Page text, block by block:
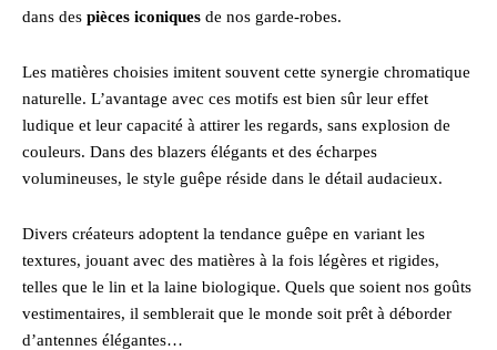
dans des pièces iconiques de nos garde-robes.
Les matières choisies imitent souvent cette synergie chromatique
naturelle. L’avantage avec ces motifs est bien sûr leur effet
ludique et leur capacité à attirer les regards, sans explosion de
couleurs. Dans des blazers élégants et des écharpes
volumineuses, le style guêpe réside dans le détail audacieux.
Divers créateurs adoptent la tendance guêpe en variant les
textures, jouant avec des matières à la fois légères et rigides,
telles que le lin et la laine biologique. Quels que soient nos goûts
vestimentaires, il semblerait que le monde soit prêt à déborder
d’antennes élégantes…